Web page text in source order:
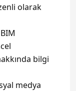
olarak
bilgi
medya